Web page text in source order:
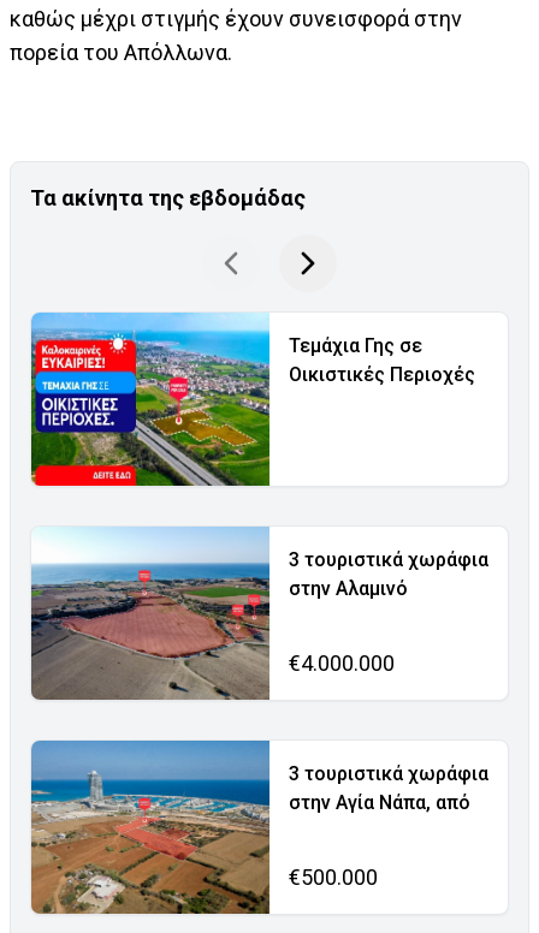
καθώς μέχρι στιγμής έχουν συνεισφορά στην
πορεία του Απόλλωνα.
Τα ακίνητα της εβδομάδας
Τεμάχια Γης σε
Οικιστικές Περιοχές
3 τουριστικά χωράφια
στην Αλαμινό
€4.000.000
3 τουριστικά χωράφια
στην Αγία Νάπα, από
€500.000